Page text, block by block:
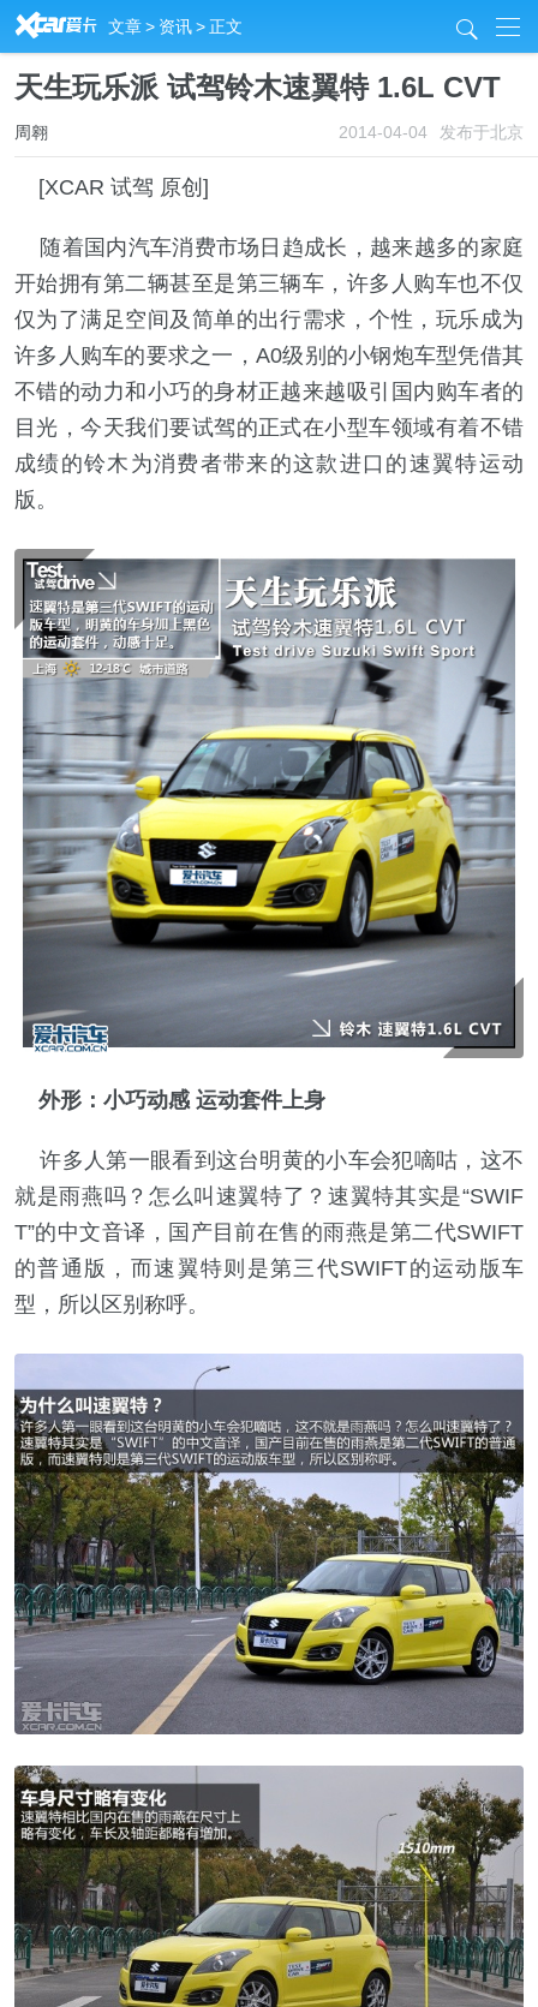
R 文章> 资讯>正文 j
天生玩乐派 试驾铃木速翼特 1.6L CVT
2014-04-04 发布于北京
周翱
[XCAR 试驾 原创]
随着国内汽车消费市场日趋成长，越来越多的家庭
开始拥有第二辆甚至是第三辆车，许多人购车也不仅
仅为了满足空间及简单的出行需求，个性，玩乐成为
许多人购车的要求之一，A0级别的小钢炮车型凭借其
不错的动力和小巧的身材正越来越吸引国内购车者的
目光，今天我们要试驾的正式在小型车领域有着不错
成绩的铃木为消费者带来的这款进口的速翼特运动
版。
外形：小巧动感 运动套件上身
许多人第一眼看到这台明黄的小车会犯嘀咕，这不
就是雨燕吗？怎么叫速翼特了？速翼特其实是“SWIF
T”的中文音译，国产目前在售的雨燕是第二代SWIFT
的普通版，而速翼特则是第三代SWIFT的运动版车
型，所以区别称呼。